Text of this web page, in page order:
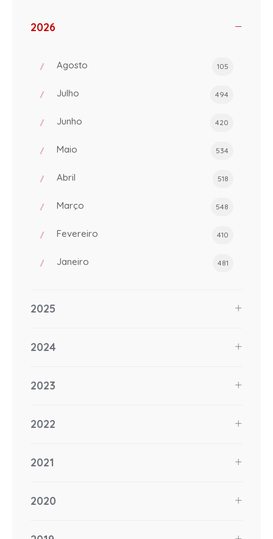
2026
Agosto 105
Julho 494
Junho 420
Maio 534
Abril 518
Março 548
Fevereiro 410
Janeiro 481
2025
2024
2023
2022
2021
2020